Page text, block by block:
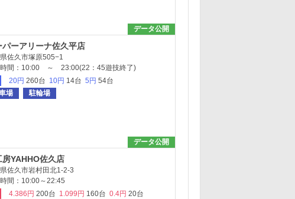
データ公開
パーアリーナ佐久平店
佐久市塚原505−1
間：10:00 ～ 23:00(22：45遊技終了)
20円 260台 10円 14台 5円 54台
場
駐輪場
データ公開
房YAHHO佐久店
佐久市岩村田北1-2-3
間：10:00～22:45
4.386円 200台 1.099円 160台 0.4円 20台